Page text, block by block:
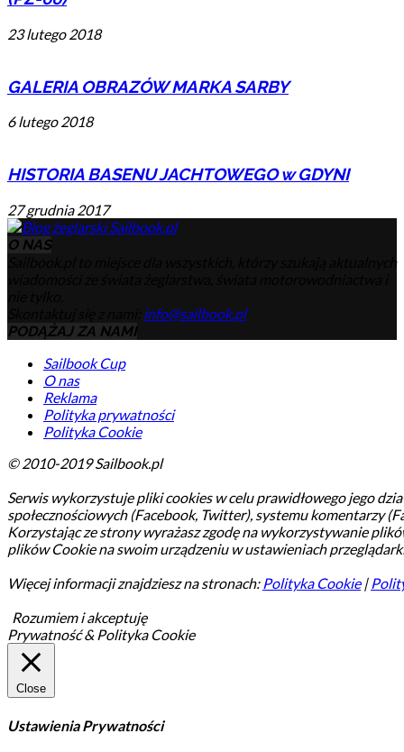
23 lutego 2018
GALERIA OBRAZÓW MARKA SARBY
6 lutego 2018
HISTORIA BASENU JACHTOWEGO w GDYNI
27 grudnia 2017
O NAS
info@sailbook.pl
PODĄŻAJ ZA NAMI
Sailbook Cup
O nas
Reklama
Polityka prywatności
Polityka Cookie
© 2010-2019 Sailbook.pl
Serwis wykorzystuje pliki cookies w celu prawidłowego jego
społecznościowych (Facebook, Twitter), systemu komentarzy
Korzystając ze strony wyrażasz zgodę na wykorzystywanie
plików Cookie na swoim urządzeniu w ustawieniach
Więcej informacji znajdziesz na stronach: Polityka Cookie|
Rozumiem i akceptuję
Prywatność & Polityka Cookie
Close
Ustawienia Prywatności